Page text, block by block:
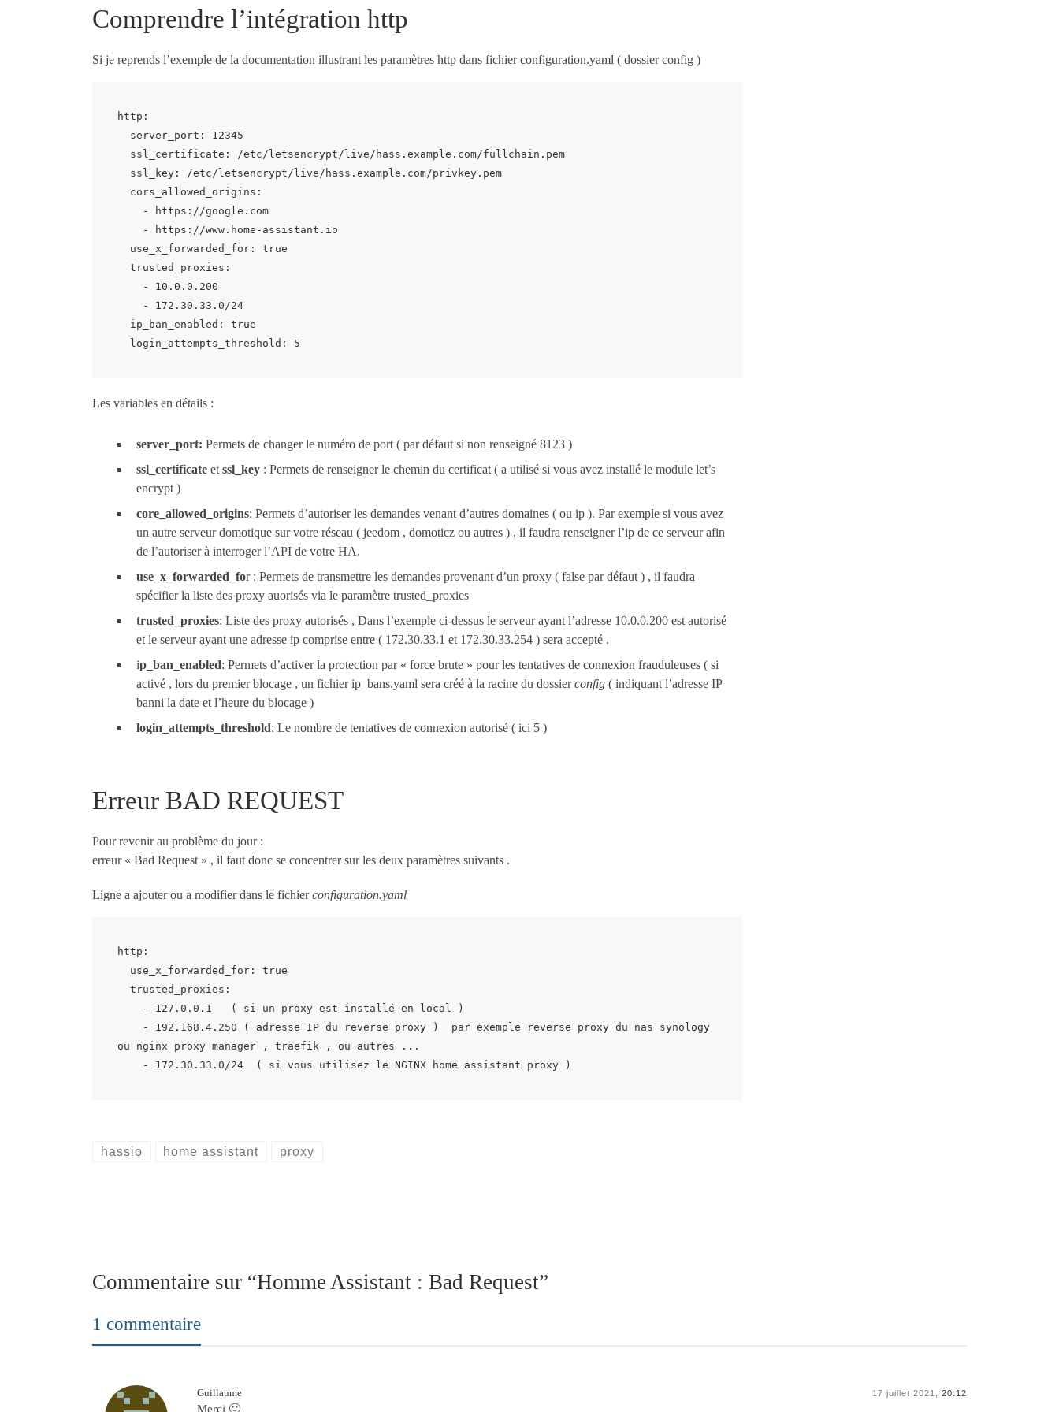
Comprendre l’intégration http
Si je reprends l’exemple de la documentation illustrant les paramètres http dans fichier configuration.yaml ( dossier config )
http:
  login_attempts_threshold: 5
Les variables en détails :
server_port: Permets de changer le numéro de port ( par défaut si non renseigné 8123 )
ssl_certificate et ssl_key : Permets de renseigner le chemin du certificat ( a utilisé si vous avez installé le module let’s
encrypt )
core_allowed_origins: Permets d’autoriser les demandes venant d’autres domaines ( ou ip ). Par exemple si vous avez
un autre serveur domotique sur votre réseau ( jeedom , domoticz ou autres ) , il faudra renseigner l’ip de ce serveur afin
de l’autoriser à interroger l’API de votre HA.
use_x_forwarded_for : Permets de transmettre les demandes provenant d’un proxy ( false par défaut ) , il faudra
spécifier la liste des proxy auorisés via le paramètre trusted_proxies
trusted_proxies: Liste des proxy autorisés , Dans l’exemple ci-dessus le serveur ayant l’adresse 10.0.0.200 est autorisé
et le serveur ayant une adresse ip comprise entre ( 172.30.33.1 et 172.30.33.254 ) sera accepté .
ip_ban_enabled: Permets d’activer la protection par « force brute » pour les tentatives de connexion frauduleuses ( si
activé , lors du premier blocage , un fichier ip_bans.yaml sera créé à la racine du dossierconfig ( indiquant l’adresse IP
banni la date et l’heure du blocage )
login_attempts_threshold: Le nombre de tentatives de connexion autorisé ( ici 5 )
Erreur BAD REQUEST
Pour revenir au problème du jour :
erreur « Bad Request » , il faut donc se concentrer sur les deux paramètres suivants .
Ligne a ajouter ou a modifier dans le fichierconfiguration.yaml
http:
ou nginx proxy manager , traefik , ou autres ...
    - 172.30.33.0/24  ( si vous utilisez le NGINX home assistant proxy )
hassio home assistant proxy
Commentaire sur “Homme Assistant : Bad Request”
1 commentaire
Guillaume 17 juillet 2021, 20:12
Merci 🙂